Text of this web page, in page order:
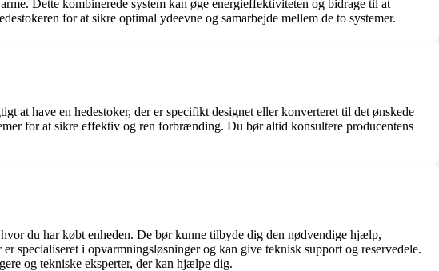
Dette kombinerede system kan øge energieffektiviteten og bidrage til at
for at sikre optimal ydeevne og samarbejde mellem de to systemer.
at have en hedestoker, der er specifikt designet eller konverteret til det ønskede
for at sikre effektiv og ren forbrænding. Du bør altid konsultere producentens
du har købt enheden. De bør kunne tilbyde dig den nødvendige hjælp,
specialiseret i opvarmningsløsninger og kan give teknisk support og reservedele.
og tekniske eksperter, der kan hjælpe dig.